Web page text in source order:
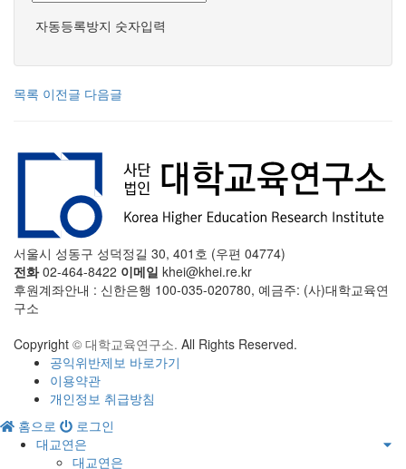
자동등록방지 숫자입력
목록 이전글 다음글
서울시 성동구 성덕정길 30, 401호 (우편 04774)
전화02-464-8422 이메일 khei@khei.re.kr
후원계좌안내 : 신한은행 100-035-020780, 예금주: (사)대학교육연
구소
Copyright © 대학교육연구소. All Rights Reserved.
공익위반제보 바로가기
이용약관
개인정보 취급방침
홈으로
로그인
대교연은
대교연은